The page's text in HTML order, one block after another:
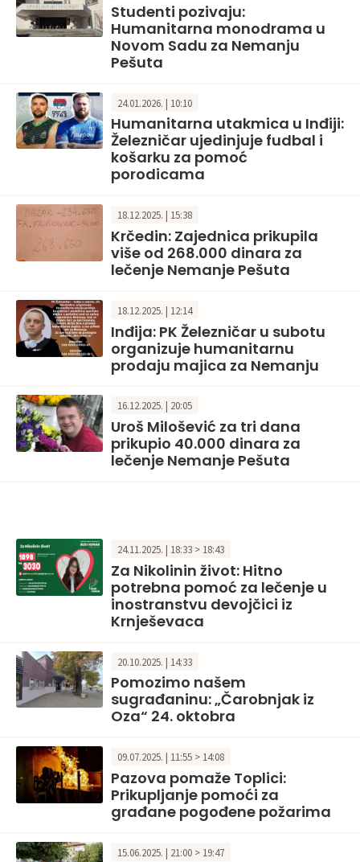
Studenti pozivaju:
Humanitarna monodrama u
Novom Sadu za Nemanju
Pešuta
24.01.2026. | 10:10
Humanitarna utakmica u Inđiji:
Železničar ujedinjuje fudbal i
košarku za pomoć
porodicama
18.12.2025. | 15:38
Krčedin: Zajednica prikupila
više od 268.000 dinara za
lečenje Nemanje Pešuta
18.12.2025. | 12:14
Inđija: PK Železničar u subotu
organizuje humanitarnu
prodaju majica za Nemanju
16.12.2025. | 20:05
Uroš Milošević za tri dana
prikupio 40.000 dinara za
lečenje Nemanje Pešuta
24.11.2025. | 18:33 > 18:43
Za Nikolinin život: Hitno
potrebna pomoć za lečenje u
inostranstvu devojčici iz
Krnješevaca
20.10.2025. | 14:33
Pomozimo našem
sugrađaninu: „Čarobnjak iz
Oza“ 24. oktobra
09.07.2025. | 11:55 > 14:08
Pazova pomaže Toplici:
Prikupljanje pomoći za
građane pogođene požarima
15.06.2025. | 21:00 > 19:47